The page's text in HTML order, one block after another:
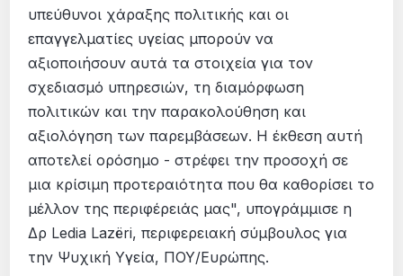
υπεύθυνοι χάραξης πολιτικής και οι
επαγγελματίες υγείας μπορούν να
αξιοποιήσουν αυτά τα στοιχεία για τον
σχεδιασμό υπηρεσιών, τη διαμόρφωση
πολιτικών και την παρακολούθηση και
αξιολόγηση των παρεμβάσεων. Η έκθεση αυτή
αποτελεί ορόσημο - στρέφει την προσοχή σε
μια κρίσιμη προτεραιότητα που θα καθορίσει το
μέλλον της περιφέρειάς μας", υπογράμμισε η
Δρ Ledia Lazëri, περιφερειακή σύμβουλος για
την Ψυχική Υγεία, ΠΟΥ/Ευρώπης.